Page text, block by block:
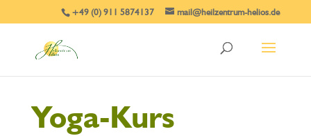
+49 (0) 911 5874137 mail@heilzentrum-helios.de
Yoga-Kurs